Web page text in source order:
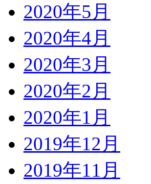
2020年5月
2020年4月
2020年3月
2020年2月
2020年1月
2019年12月
2019年11月